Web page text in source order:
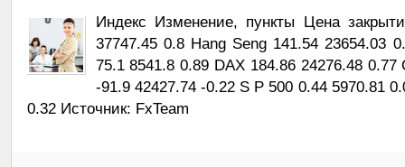
Индекс Изменение, пункты Цена
37747.45 0.8 Hang Seng 141.54 23654.03
75.1 8541.8 0.89 DAX 184.86 24276.48
-91.9 42427.74 -0.22 S P 500 0.44 5970.81
0.32 Источник: FxTeam